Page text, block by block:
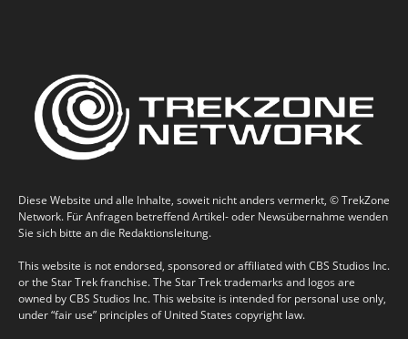
Diese Website und alle Inhalte, soweit nicht anders vermerkt, © TrekZone
Network. Für Anfragen betreffend Artikel- oder Newsübernahme wenden
Sie sich bitte an die Redaktionsleitung.
This website is not endorsed, sponsored or affiliated with CBS Studios Inc.
or the Star Trek franchise. The Star Trek trademarks and logos are
owned by CBS Studios Inc. This website is intended for personal use only,
under “fair use” principles of United States copyright law.